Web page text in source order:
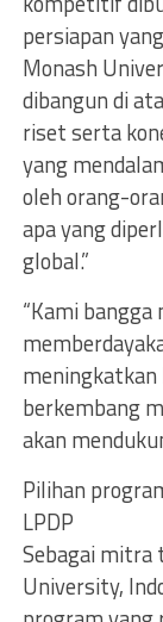
persiapan
Monash
dibangun di
riset serta
yang
oleh orang-
apa yang
global.”
“Kami
berkembang
akan
Pilihan
LPDP
Sebagai mitra
University,